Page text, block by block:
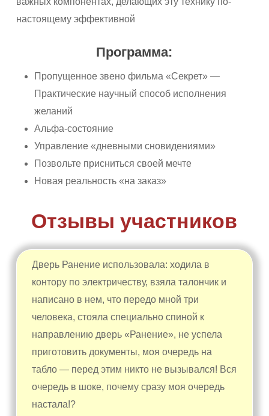
настоящему эффективной
Программа:
Пропущенное звено фильма «Секрет» —
Практические научный способ исполнения
желаний
Альфа-состояние
Управление «дневными сновидениями»
Позвольте присниться своей мечте
Новая реальность «на заказ»
Отзывы участников
Дверь Ранение использовала: ходила в
контору по электричеству, взяла талончик и
написано в нем, что передо мной три
человека, стояла специально спиной к
направлению дверь «Ранение», не успела
приготовить документы, моя очередь на
табло — перед этим никто не вызывался! Вся
очередь в шоке, почему сразу моя очередь
настала!?